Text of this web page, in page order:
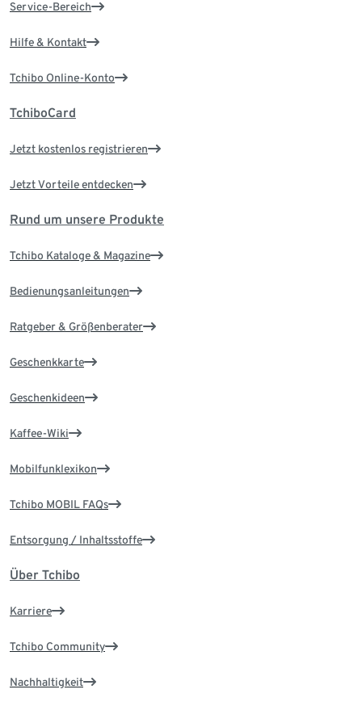
Service-Bereich
Hilfe & Kontakt
Tchibo Online-Konto
TchiboCard
Jetzt kostenlos registrieren
Jetzt Vorteile entdecken
Rund um unsere Produkte
Tchibo Kataloge & Magazine
Bedienungsanleitungen
Ratgeber & Größenberater
Geschenkkarte
Geschenkideen
Kaffee-Wiki
Mobilfunklexikon
Tchibo MOBIL FAQs
Entsorgung / Inhaltsstoffe
Über Tchibo
Karriere
Tchibo Community
Nachhaltigkeit